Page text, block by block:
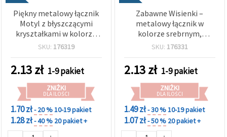
Piękny metalowy łącznik
Motyl z błyszczącymi
kryształkami w kolorze
srebrnym, 18x11x2 mm,
SKU: 176319
2.13zł 1-9 pakiet
ZNIŻKI
DLA ILOŚCI
1.70 zł- 20 %10-19 pakiet
1.28 zł- 40 % 20 pakiet +
Zabawne Wisienki –
metalowy łącznik w
kolorze srebrnym,
21,5x16,5x2 mm, otwór 2
SKU: 176331
2.13zł 1-9 pakiet
ZNIŻKI
DLA ILOŚCI
1.49 zł- 30 %10-19 pakiet
1.07 zł- 50 % 20 pakiet +